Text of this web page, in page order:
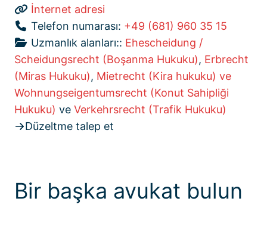
İnternet adresi
Telefon numarası: +49 (681) 960 35 15
Uzmanlık alanları:: Ehescheidung /
Scheidungsrecht (Boşanma Hukuku), Erbrecht
(Miras Hukuku), Mietrecht (Kira hukuku) ve
Wohnungseigentumsrecht (Konut Sahipliği
Hukuku) ve Verkehrsrecht (Trafik Hukuku)
Düzeltme talep et
Bir başka avukat bulun